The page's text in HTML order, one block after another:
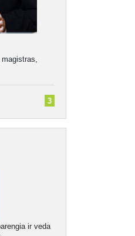
0:13:41
0:12:15
3
ir veda